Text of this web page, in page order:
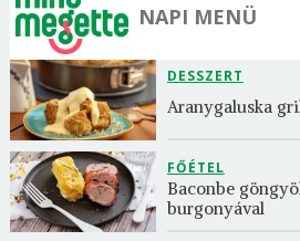
NAPI MENÜ
DESSZERT
Aranygaluska
FŐÉTEL
Baconbe
burgonyával